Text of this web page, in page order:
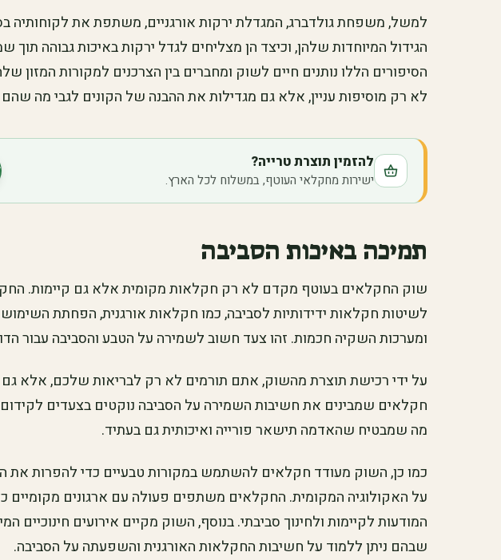
למשל, משפחת גולדברג, המגדלת ירקות אורגניים, משתפת את לקוחותיה
הגידול המיוחדות שלהן, וכיצד הן מצליחים לגדל ירקות באיכות גבוהה תוך
הסיפורים הללו נותנים חיים לשוק ומחברים בין הצרכנים למקורות המזון
לא רק מוסיפות עניין, אלא גם מגדילות את ההבנה של הקונים לגבי מה שהם
להזמין תוצרת טרייה?
ישירות מחקלאי העוטף, במשלוח לכל הארץ.
תמיכה באיכות הסביבה
שוק החקלאים בעוטף מקדם לא רק חקלאות מקומית אלא גם קיימות.
לשיטות חקלאות ידידותיות לסביבה, כמו חקלאות אורגנית, הפחתת
ומערכות השקיה חכמות. זהו צעד חשוב לשמירה על הטבע והסביבה עבור
על ידי רכישת תוצרת מהשוק, אתם תורמים לא רק לבריאות שלכם, אלא
חקלאים שמבינים את חשיבות השמירה על הסביבה נוקטים בצעדים
מה שמבטיח שהאדמה תישאר פורייה ואיכותית גם בעתיד.
כמו כן, השוק מעודד חקלאים להשתמש במקורות טבעיים כדי להפרות את
על האקולוגיה המקומית. החקלאים משתפים פעולה עם ארגונים מקומיים
המודעות לקיימות ולחינוך סביבתי. בנוסף, השוק מקיים אירועים חינוכיים
שבהם ניתן ללמוד על חשיבות החקלאות האורגנית והשפעתה על הסביבה.